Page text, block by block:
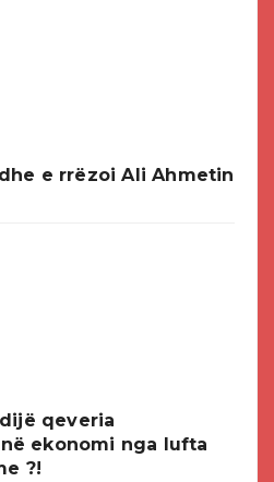
e rrëzoi Ali Ahmetin
qeveria
ekonomi nga lufta
?!